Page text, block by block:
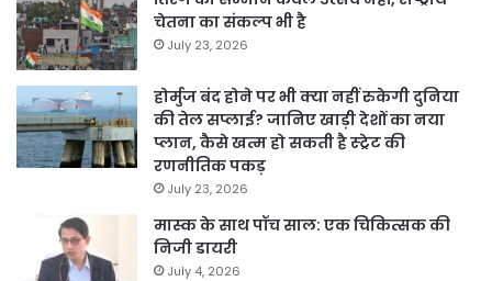
चेतना का संकल्प भी है
July 23, 2026
होर्मुज बंद होने पर भी क्या नहीं रुकेगी दुनिया
की तेल सप्लाई? जानिए खाड़ी देशों का नया
प्लान, कैसे खत्म हो सकती है स्ट्रेट की
रणनीतिक पकड़
July 23, 2026
मास्क के साथ पॉच साल: एक चिकित्सक की
निजी डायरी
July 4, 2026